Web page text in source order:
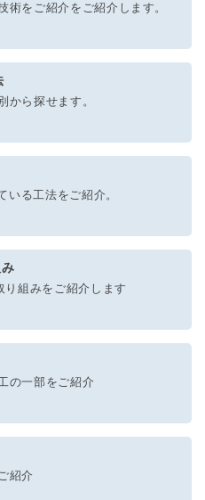
術をご紹介をご紹介します。
から探せます。
いる工法をご紹介。
り組みをご紹介します
の一部をご紹介
紹介